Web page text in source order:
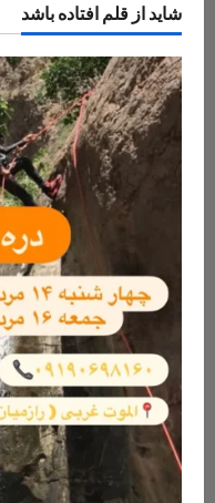
شاید از قلم افتاده باشد